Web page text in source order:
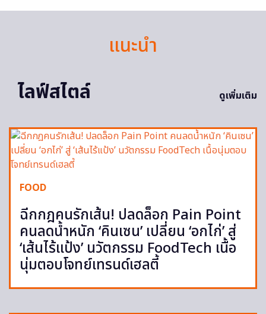
แนะนำ
ไลฟ์สไตล์
ดูเพิ่มเติม
FOOD
ฉีกกฎคนรักเส้น! ปลดล็อก Pain Point
คนลดน้ำหนัก ‘คินเซน’ เปลี่ยน ‘อกไก่’ สู่
‘เส้นไร้แป้ง’ นวัตกรรม FoodTech เนื้อ
นุ่มตอบโจทย์เทรนด์เฮลตี้